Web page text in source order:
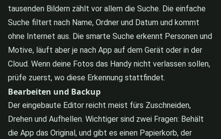
tausenden Bildern zählt vor allem die Suche. Die einfache
Suche filtert nach Name, Ordner und Datum und kommt
ohne Internet aus. Die smarte Suche erkennt Personen und
Motive, läuft aber je nach App auf dem Gerät oder in der
Cloud. Wenn deine Fotos das Handy nicht verlassen sollen,
prüfe zuerst, wo diese Erkennung stattfindet.
Bearbeiten und Backup
Der eingebaute Editor reicht meist fürs Zuschneiden,
Drehen und Aufhellen. Wichtiger sind zwei Fragen: Behält
die App das Original, und gibt es einen Papierkorb, der